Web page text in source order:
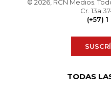
© 2026, RCN Medios.
Cr. 13a
(+57)
TODAS